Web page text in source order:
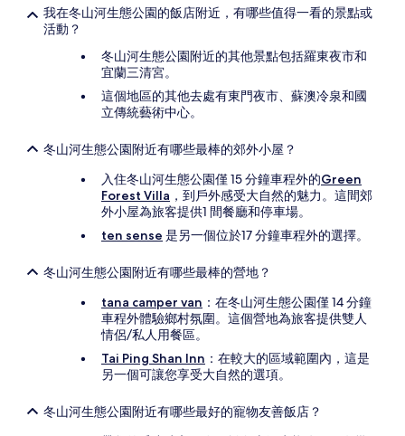
我在冬山河生態公園的飯店附近，有哪些值得一看的景點或
活動？
冬山河生態公園附近的其他景點包括羅東夜市和
宜蘭三清宮。
這個地區的其他去處有東門夜市、蘇澳冷泉和國
立傳統藝術中心。
冬山河生態公園附近有哪些最棒的郊外小屋？
入住冬山河生態公園僅 15 分鐘車程外的Green
Forest Villa ，到戶外感受大自然的魅力。這間郊
外小屋為旅客提供1 間餐廳和停車場。
ten sense 是另一個位於17 分鐘車程外的選擇。
冬山河生態公園附近有哪些最棒的營地？
tana camper van ：在冬山河生態公園僅 14 分鐘
車程外體驗鄉村氛圍。這個營地為旅客提供雙人
情侶/私人用餐區。
Tai Ping Shan Inn ：在較大的區域範圍內，這是
另一個可讓您享受大自然的選項。
冬山河生態公園附近有哪些最好的寵物友善飯店？